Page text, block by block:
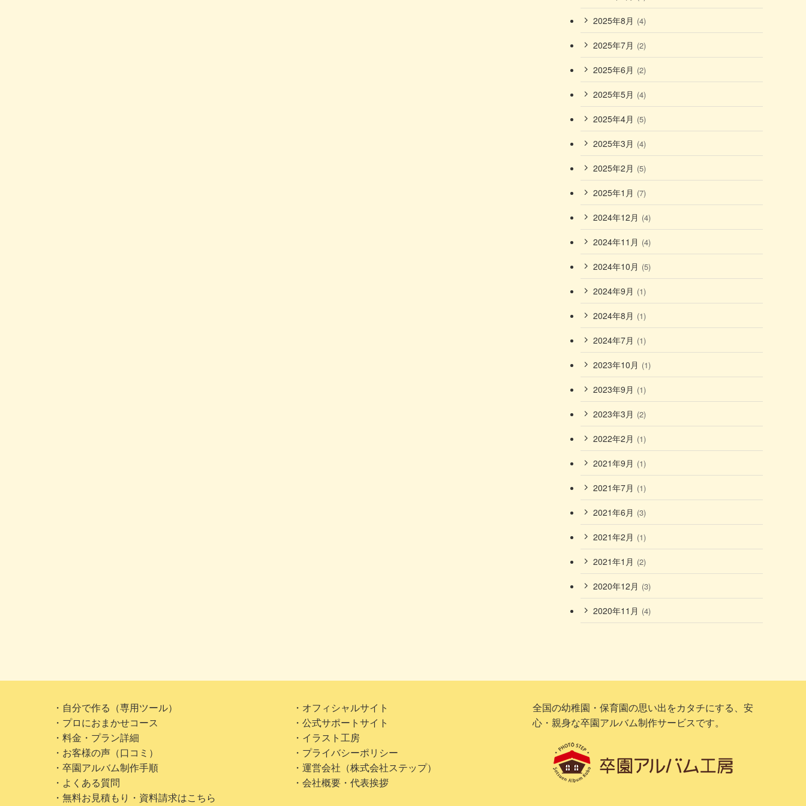
2025年8月 (4)
2025年7月 (2)
2025年6月 (2)
2025年5月 (4)
2025年4月 (5)
2025年3月 (4)
2025年2月 (5)
2025年1月 (7)
2024年12月 (4)
2024年11月 (4)
2024年10月 (5)
2024年9月 (1)
2024年8月 (1)
2024年7月 (1)
2023年10月 (1)
2023年9月 (1)
2023年3月 (2)
2022年2月 (1)
2021年9月 (1)
2021年7月 (1)
2021年6月 (3)
2021年2月 (1)
2021年1月 (2)
2020年12月 (3)
2020年11月 (4)
・自分で作る（専用ツール）
・プロにおまかせコース
・料金・プラン詳細
・お客様の声（口コミ）
・卒園アルバム制作手順
・よくある質問
・無料お見積もり・資料請求はこちら
・オフィシャルサイト
・公式サポートサイト
・イラスト工房
・プライバシーポリシー
・運営会社（株式会社ステップ）
・会社概要・代表挨拶
全国の幼稚園・保育園の思い出をカタチにする、安
心・親身な卒園アルバム制作サービスです。